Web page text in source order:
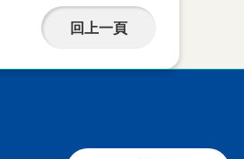
回上一頁